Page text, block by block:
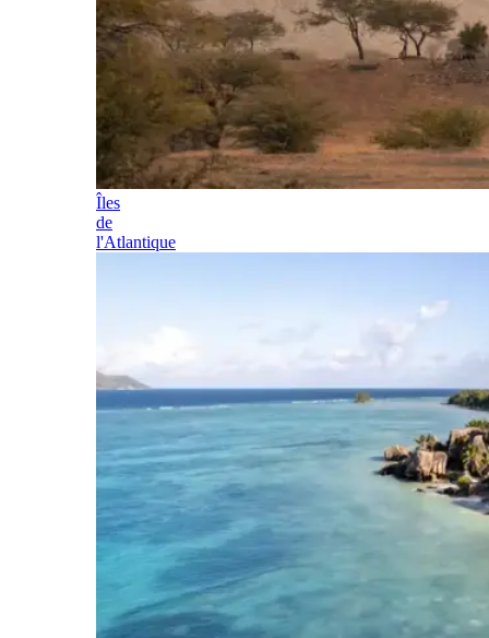
Îles
de
l'Atlantique